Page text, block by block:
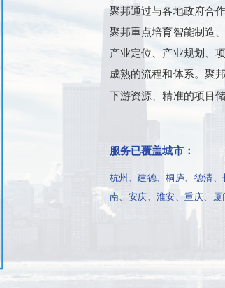
服务已覆盖城市：
杭州、建德、桐庐、德清
南、安庆、淮安、重庆、
聚邦通过与各地政府合
聚邦重点培育智能制造
产业定位、产业规划、
成熟的流程和体系。聚
下游资源、精准的项目